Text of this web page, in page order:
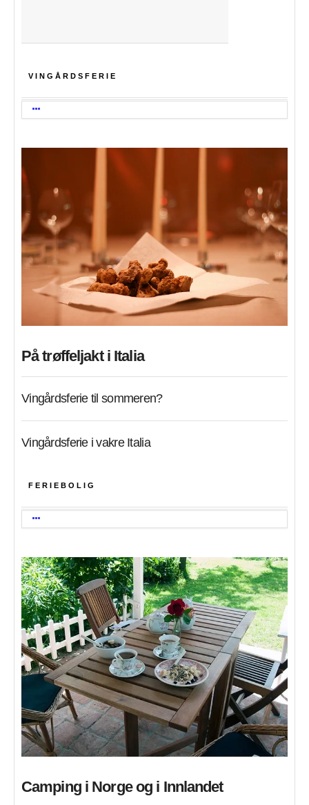
VINGÅRDSFERIE
På trøffeljakt i Italia
Vingårdsferie til sommeren?
Vingårdsferie i vakre Italia
FERIEBOLIG
Camping i Norge og i Innlandet